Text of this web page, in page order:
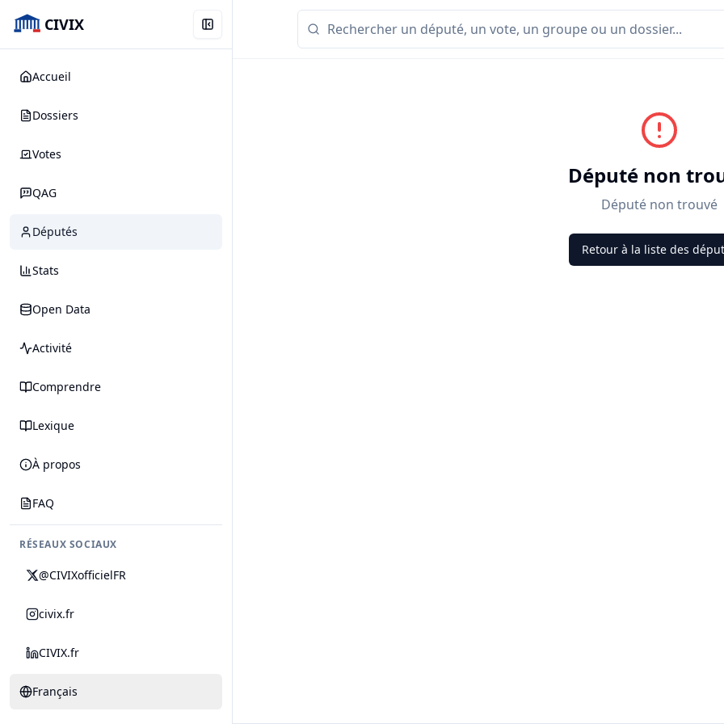
CIVIX
Accueil
Dossiers
Votes
QAG
Députés
Stats
Open Data
Activité
Comprendre
Lexique
À propos
FAQ
RÉSEAUX SOCIAUX
@CIVIXofficielFR
civix.fr
CIVIX.fr
Français
Député non
Député non trouvé
Retour à la liste des